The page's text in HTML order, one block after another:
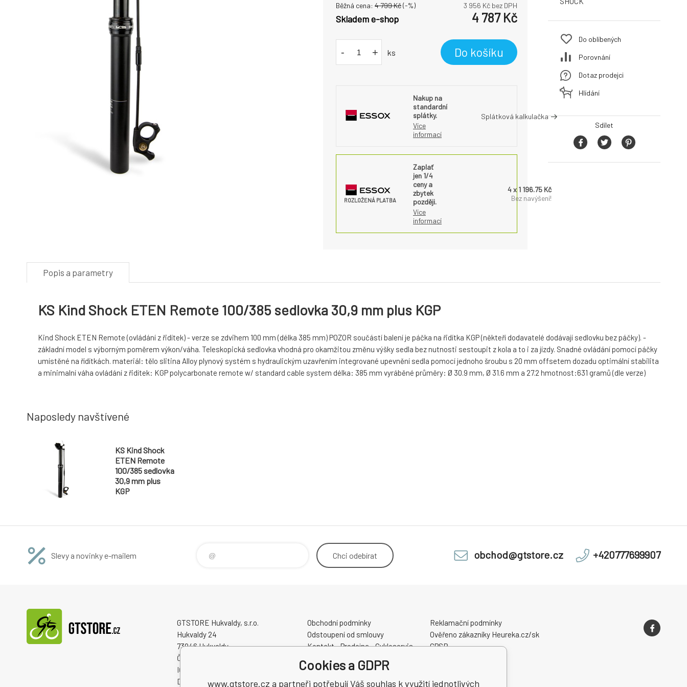
Běžná cena: 4 799Kč(-%) 3 956 Kč bez DPH
Skladem e-shop 4 787Kč
- + ks Do košíku
Nakup na
standardní
splátky.
Více
informací
Splátková kalkulačka
ROZLOŽENÁ PLATBA
Zaplať
jen 1/4
ceny a
zbytek
později.
Více
informací
4 x 1 196.75 Kč
Bez navýšení!
Do oblíbených
Porovnání
Dotaz prodejci
Hlídání
Sdílet
Popis a parametry
KS Kind Shock ETEN Remote 100/385 sedlovka 30,9 mm plus KGP
Kind Shock ETEN Remote (ovládání z řidítek) - verze se zdvihem 100 mm (délka 385 mm) POZOR součástí balení je páčka na řidítka KGP (někteří dodavatelé dodávají sedlovku bez páčky). -
základní model s výborným poměrem výkon/váha. Teleskopická sedlovka vhodná pro okamžitou změnu výšky sedla bez nutnosti sestoupit z kola a to i za jízdy. Snadné ovládání pomocí páčky
umístěné na řídítkách. materiál: tělo slitina Alloy plynový systém s hydraulickým uzavřením integrované upevnění sedla pomocí jednoho šroubu s 20 mm offsetem dozadu optimální stabilita
a minimalní váha ovládání z řidítek: KGP polycarbonate remote w/ standard cable system délka: 385 mm vyráběné průměry: Ø 30.9 mm, Ø 31.6 mm a 27.2 hmotnost:631 gramů (dle verze)
Naposledy navštívené
KS Kind Shock
ETEN Remote
100/385 sedlovka
30,9 mm plus
KGP
Slevy a novinky e-mailem Chci odebírat obchod@gtstore.cz +420777699907
GTSTORE Hukvaldy, s.r.o.
Hukvaldy 24
73946 Hukvaldy
Česká republika
IČO: 22259848
DIČ: CZ22259848
Obchodní podmínky
Odstoupení od smlouvy
Kontakt - Prodejna - Cykloservis
Slevové a dárkové poukazy
Elektrokola AKUMO.cz
Reklamační podmínky
Ověřeno zákazníky Heureka.cz/sk
GPSR
Cookies a GDPR
www.gtstore.cz a partneři potřebují Váš souhlas k využití jednotlivých